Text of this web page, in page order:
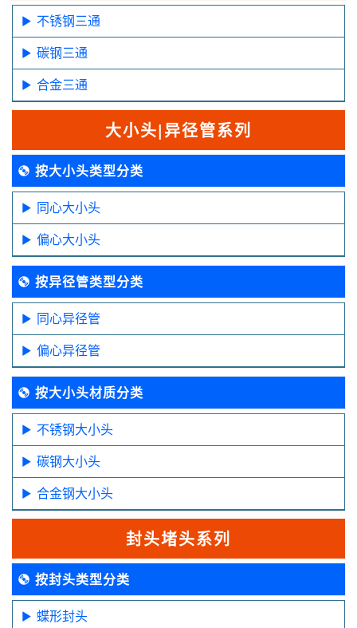
不锈钢三通
碳钢三通
合金三通
大小头|异径管系列
按大小头类型分类
同心大小头
偏心大小头
按异径管类型分类
同心异径管
偏心异径管
按大小头材质分类
不锈钢大小头
碳钢大小头
合金钢大小头
封头堵头系列
按封头类型分类
蝶形封头